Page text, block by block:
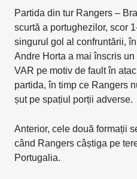
Partida din tur Rangers –
scurtă a portughezilor, scor
singurul gol al confruntării,
Andre Horta a mai înscris
VAR pe motiv de fault în
partida, în timp ce Rangers
șut pe spațiul porții adverse.
Anterior, cele două formații
când Rangers câștiga pe
Portugalia.